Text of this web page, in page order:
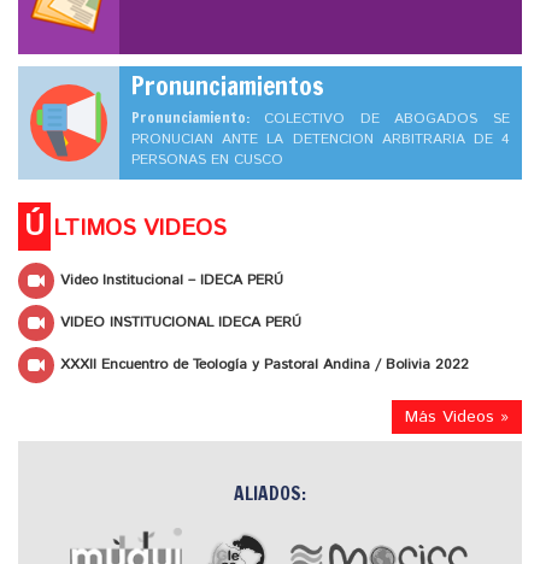
Pronunciamientos
Pronunciamiento: COLECTIVO DE ABOGADOS SE
PRONUCIAN ANTE LA DETENCION ARBITRARIA DE 4
PERSONAS EN CUSCO
Ú LTIMOS VIDEOS
Video Institucional – IDECA PERÚ
VIDEO INSTITUCIONAL IDECA PERÚ
XXXII Encuentro de Teología y Pastoral Andina / Bolivia 2022
Más Videos »
ALIADOS: